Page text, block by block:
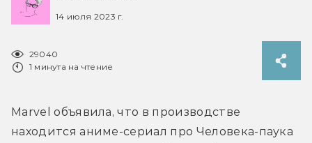
14 июля 2023 г.
29040
1 минута на чтение
Marvel объявила, что в производстве
находится аниме-сериал про Человека-паука